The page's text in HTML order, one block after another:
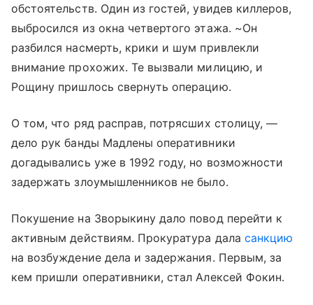
обстоятельств. Один из гостей, увидев киллеров,
выбросился из окна четвертого этажа. ~Он
разбился насмерть, крики и шум привлекли
внимание прохожих. Те вызвали милицию, и
Рощину пришлось свернуть операцию.
О том, что ряд расправ, потрясших столицу, —
дело рук банды Мадлены оперативники
догадывались уже в 1992 году, но возможности
задержать злоумышленников не было.
Покушение на Зворыкину дало повод перейти к
активным действиям. Прокуратура дала санкцию
на возбуждение дела и задержания. Первым, за
кем пришли оперативники, стал Алексей Фокин.